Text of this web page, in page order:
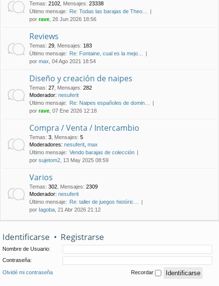
Temas: 2102 Mensajes: 23338
Último mensaje: Re: Todas las barajas de Theo…
por rave , 26 Jun 2026 18:56
Reviews
Temas: 29 Mensajes: 183
Último mensaje: Re: Fontaine, cual es la mejo…
por max , 04 Ago 2021 18:54
Diseño y creación de naipes
Temas: 27 Mensajes: 282
Moderador: nesuferit
Último mensaje: Re: Naipes españoles de domin…
por rave , 07 Ene 2026 12:18
Compra / Venta / Intercambio
Temas: 3 Mensajes: 5
Moderadores: nesuferit max
Último mensaje: Vendo barajas de colección
por sujetom2 , 13 May 2025 08:59
Varios
Temas: 302 Mensajes: 2309
Moderador: nesuferit
Último mensaje: Re: taller de juegos históric…
por Iagoba , 21 Abr 2026 21:12
Identificarse • Registrarse
Nombre de Usuario:
Contraseña:
Olvidé mi contraseña Recordar